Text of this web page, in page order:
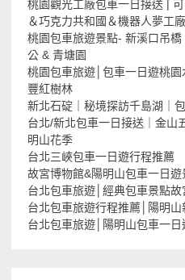
桃園觀光工廠包車一日接送 |
＆巧克力共和國＆機器人夢工廠
桃園包車旅遊景點- 新溪口吊
公 & 青塘園
桃園包車旅遊│包車一日遊桃
豐紅樹林
新北石碇｜秘境探訪千島湖｜
台北/新北包車一日接送｜金山
明山花季
台北三峽包車一日遊行程推薦
故宮博物館&陽明山包車一日遊
台北包車旅遊│經典包車景點
台北包車旅遊行程推薦│陽明
台北包車旅遊│陽明山包車一日